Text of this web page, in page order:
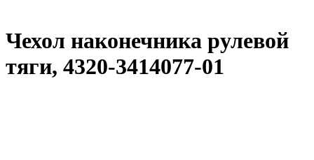
Чехол наконечника рулевой
тяги, 4320-3414077-01